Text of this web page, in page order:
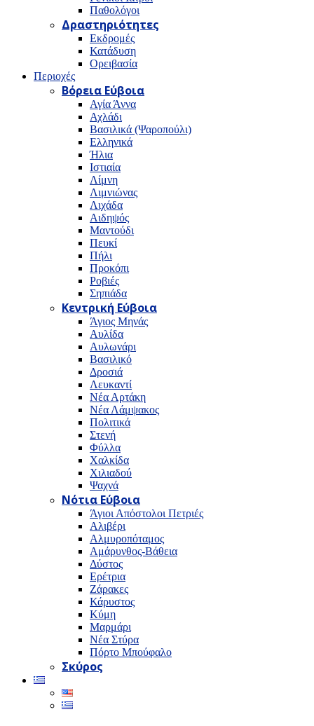
Παθολόγοι
Δραστηριότητες
Εκδρομές
Κατάδυση
Ορειβασία
Περιοχές
Βόρεια Εύβοια
Αγία Άννα
Αχλάδι
Βασιλικά (Ψαροπούλι)
Ελληνικά
Ήλια
Ιστιαία
Λίμνη
Λιμνιώνας
Λιχάδα
Αιδηψός
Μαντούδι
Πευκί
Πήλι
Προκόπι
Ροβιές
Σηπιάδα
Κεντρική Εύβοια
Άγιος Μηνάς
Αυλίδα
Αυλωνάρι
Βασιλικό
Δροσιά
Λευκαντί
Νέα Αρτάκη
Νέα Λάμψακος
Πολιτικά
Στενή
Φύλλα
Χαλκίδα
Χιλιαδού
Ψαχνά
Νότια Εύβοια
Άγιοι Απόστολοι Πετριές
Αλιβέρι
Αλμυροπόταμος
Αμάρυνθος-Βάθεια
Δύστος
Ερέτρια
Ζάρακες
Κάρυστος
Κύμη
Μαρμάρι
Νέα Στύρα
Πόρτο Μπούφαλο
Σκύρος